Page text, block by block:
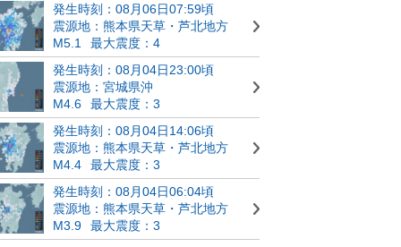
発生時刻：08月06日07:59頃
震源地：熊本県天草・芦北地方
M5.1
最大震度：4
発生時刻：08月04日23:00頃
震源地：宮城県沖
M4.6
最大震度：3
発生時刻：08月04日14:06頃
震源地：熊本県天草・芦北地方
M4.4
最大震度：3
発生時刻：08月04日06:04頃
震源地：熊本県天草・芦北地方
M3.9
最大震度：3